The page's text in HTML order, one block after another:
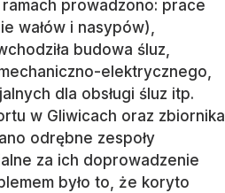
prowadzono: prace
wałów i nasypów),
budowa śluz,
elektrycznego,
dla obsługi śluz itp.
w Gliwicach oraz zbiornika
odrębne zespoły
za ich doprowadzenie
było to, że koryto